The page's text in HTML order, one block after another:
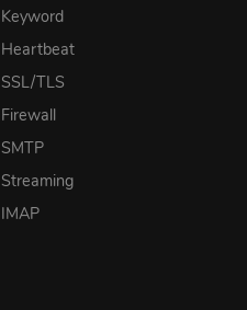
Keyword
Heartbeat
SSL/TLS
Firewall
SMTP
Streaming
IMAP